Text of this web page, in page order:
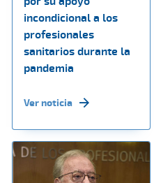
incondicional a los
profesionales
sanitarios durante la
pandemia
Ver noticia